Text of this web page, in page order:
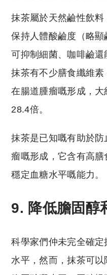
抹茶屬於天然鹼性飲
保持人體酸鹼度（略
可抑制細菌、咖啡鹼還
抹茶有不少膳食纖維
在腸道腫瘤嘅形成，
28.4倍。
抹茶是已知嘅有助於
瘤嘅形成，它含有高
穩定血糖水平嘅能力。
9. 降低膽固醇
科學家們仲未完全確
水平，然而，抹茶可以